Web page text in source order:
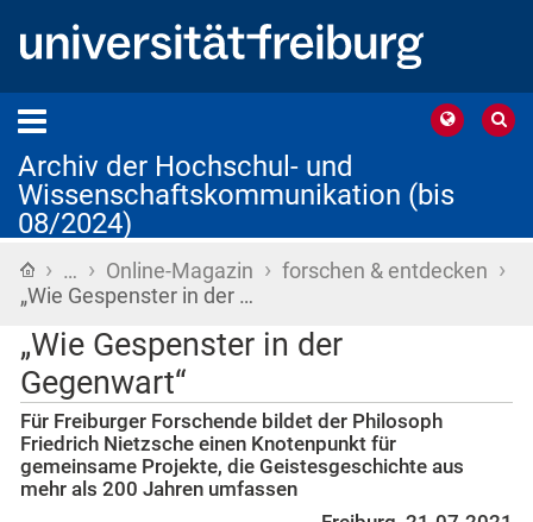
Archiv der Hochschul- und
Wissenschaftskommunikation (bis
08/2024)
Startseite
› … › Online-Magazin › forschen & entdecken ›
„Wie Gespenster in der …
„Wie Gespenster in der
Gegenwart“
Für Freiburger Forschende bildet der Philosoph
Friedrich Nietzsche einen Knotenpunkt für
gemeinsame Projekte, die Geistesgeschichte aus
mehr als 200 Jahren umfassen